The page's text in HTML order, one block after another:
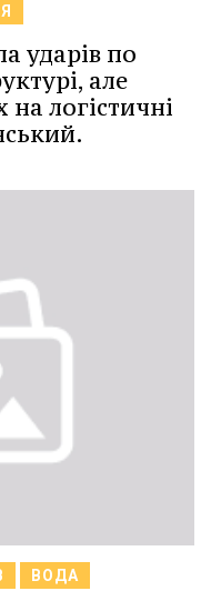
ударів по
але
на логістичні
ВОДА